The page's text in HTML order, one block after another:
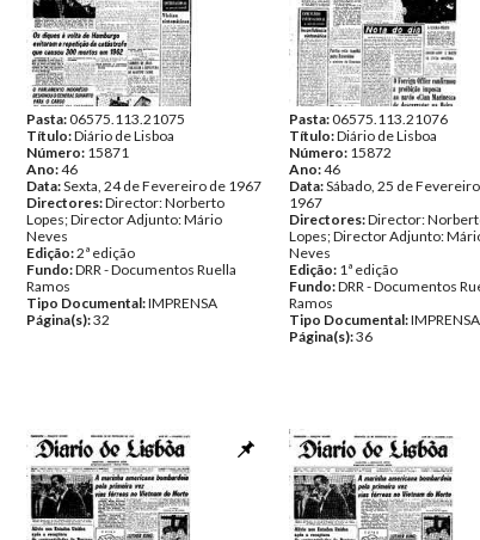
Pasta:06575.113.21075
Título:Diário de Lisboa
Número: 15871
Ano:46
Data:Sexta, 24 de Fevereiro de 1967
Directores:Director: Norberto
Lopes; Director Adjunto: Mário
Neves
Edição:2ª edição
Fundo:DRR - Documentos Ruella
Ramos
Tipo Documental:IMPRENSA
Página(s):32
Pasta:06575.113.21076
Título:Diário de Lisboa
Número: 15872
Ano:46
Data:Sábado, 25 de
1967
Directores:Director:
Lopes; Director Adjunto:
Neves
Edição: 1ª edição
Fundo:DRR - Documentos
Ramos
Tipo Documental:IMPRENSA
Página(s):36